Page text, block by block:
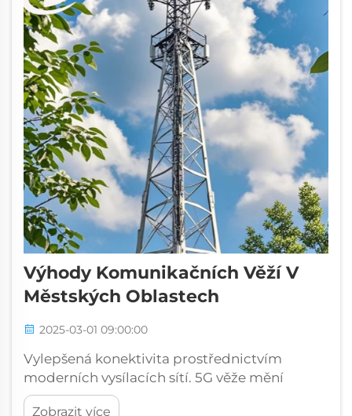
Výhody Komunikačních Věží V
Městských Oblastech
2025-03-01 09:00:00
Vylepšená konektivita prostřednictvím
moderních vysílacích sítí. 5G věže mění
městskou komunikaci. Nasazení technologie
Zobrazit více